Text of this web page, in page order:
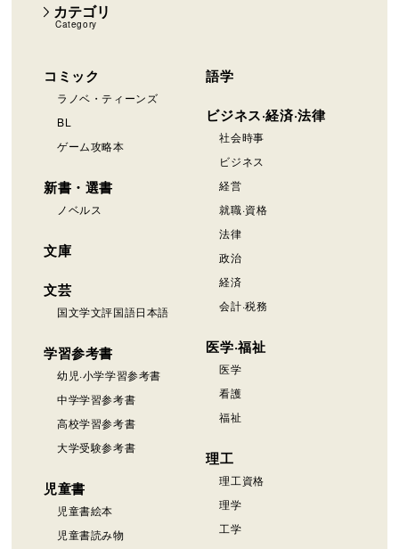
カテゴリ
Category
コミック
ラノベ・ティーンズ
BL
ゲーム攻略本
新書・選書
ノベルス
文庫
文芸
国文学文評国語日本語
学習参考書
幼児·小学学習参考書
中学学習参考書
高校学習参考書
大学受験参考書
児童書
児童書絵本
児童書読み物
語学
ビジネス·経済·法律
社会時事
ビジネス
経営
就職·資格
法律
政治
経済
会計·税務
医学·福祉
医学
看護
福祉
理工
理工資格
理学
工学